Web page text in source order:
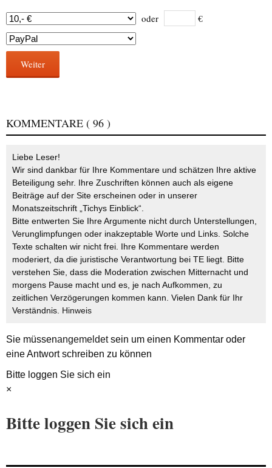
oder €
Weiter
KOMMENTARE ( 96 )
Liebe Leser!
Wir sind dankbar für Ihre Kommentare und schätzen Ihre aktive
Beteiligung sehr. Ihre Zuschriften können auch als eigene
Beiträge auf der Site erscheinen oder in unserer
Monatszeitschrift „Tichys Einblick“.
Bitte entwerten Sie Ihre Argumente nicht durch Unterstellungen,
Verunglimpfungen oder inakzeptable Worte und Links. Solche
Texte schalten wir nicht frei. Ihre Kommentare werden
moderiert, da die juristische Verantwortung bei TE liegt. Bitte
verstehen Sie, dass die Moderation zwischen Mitternacht und
morgens Pause macht und es, je nach Aufkommen, zu
zeitlichen Verzögerungen kommen kann. Vielen Dank für Ihr
Verständnis. Hinweis
Sie müssenangemeldetsein um einen Kommentar oder
eine Antwort schreiben zu können
Bitte loggen Sie sich ein
×
Bitte loggen Sie sich ein